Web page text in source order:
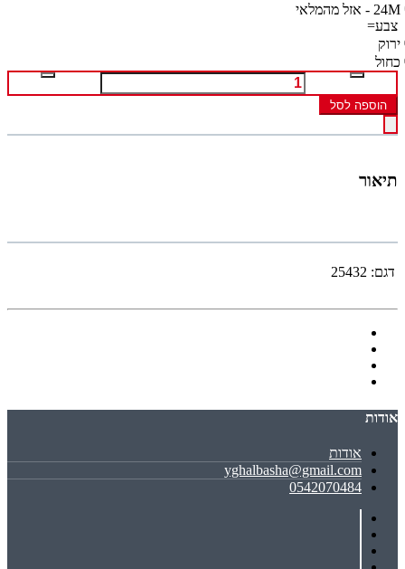
24M - אזל מהמלאי
צבע=
ירוק
כחול
הוספה לסל
תיאור
דגם: 25432
אודות
אודות
yghalbasha@gmail.com
0542070484